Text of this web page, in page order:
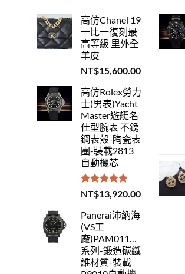
高仿Chanel 19
一比一復刻最
高等級 里外全
羊皮
NT$15,600.00
高仿Rolex勞力
士(男表)Yacht
Master遊艇名
仕型腕表 不銹
鋼表殼-陶瓷表
圈-裝載2813
自動機芯
評分5.00
滿分 5
NT$13,920.00
Panerai沛納海
(VS工
廠)PAM01118Luminor
系列-鍛造碳纖
維材質-裝載